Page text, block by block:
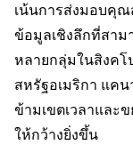
เน้นการส่งมอบคุ
ข้อมูลเชิงลึกที่สาม
หลายกลุ่มในสิงคโ
สหรัฐอเมริกา แค
ข้ามเขตเวลาและ
ให้กว้างยิ่งขึ้น